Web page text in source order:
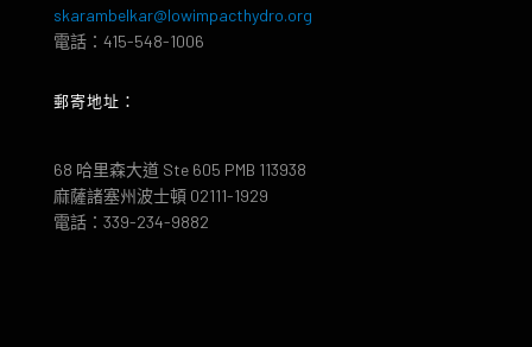
skarambelkar@lowimpacthydro.org
電話：415-548-1006
郵寄地址：
68 哈里森大道 Ste 605 PMB 113938
麻薩諸塞州波士頓 02111-1929
電話：339-234-9882